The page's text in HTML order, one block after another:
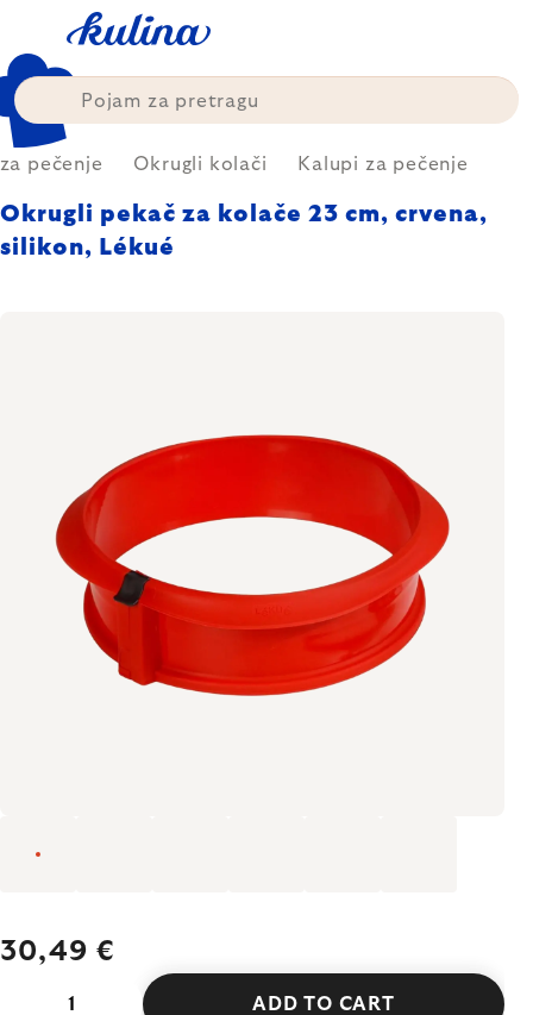
content
pečenje Okrugli kolači Kalupi za pečenje
Okrugli pekač za kolače 23 cm, crvena,
silikon, Lékué
30,49 €
ADD TO CART